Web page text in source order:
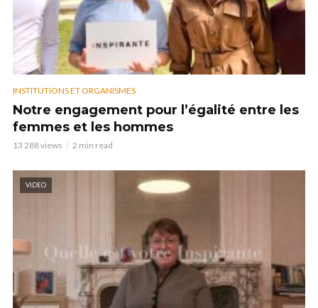
INSTITUTIONS ET ORGANISMES
Notre engagement pour l’égalité entre les
femmes et les hommes
13 288 views 2 min read
VIDEO